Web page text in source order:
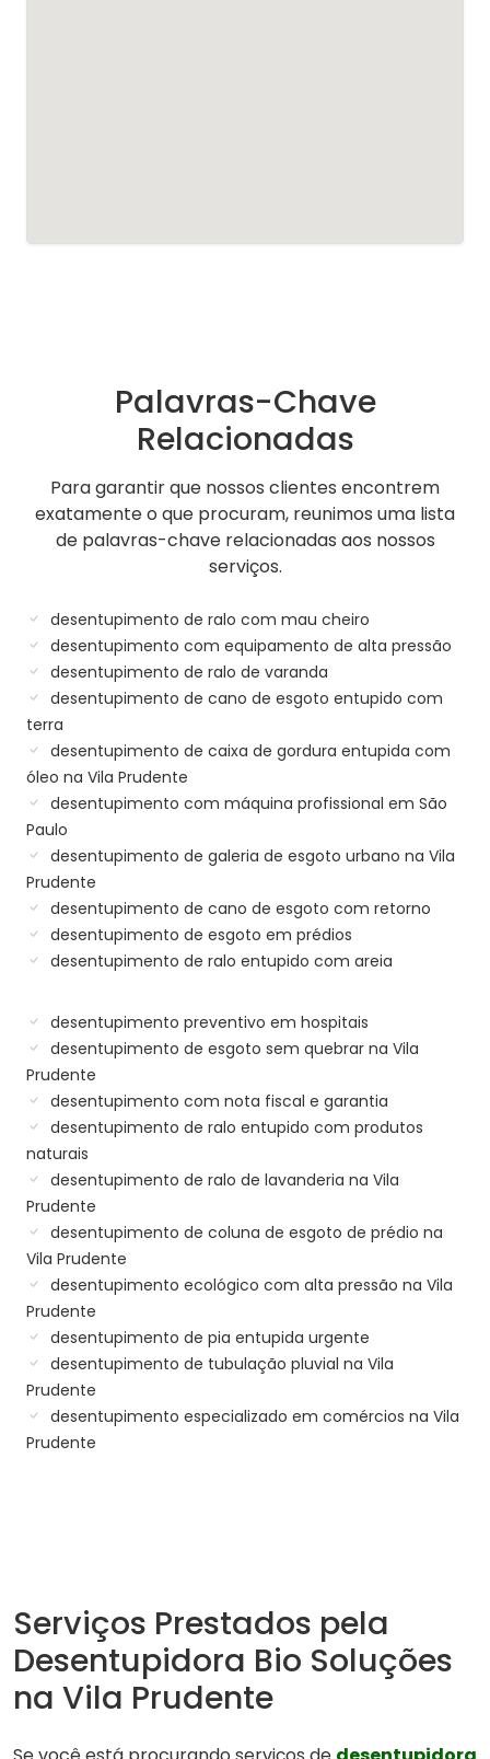
Palavras-Chave
Relacionadas
Para garantir que nossos clientes encontrem
exatamente o que procuram, reunimos uma lista
de palavras-chave relacionadas aos nossos
serviços.
desentupimento de ralo com mau cheiro
desentupimento com equipamento de alta pressão
desentupimento de ralo de varanda
desentupimento de cano de esgoto entupido com
terra
desentupimento de caixa de gordura entupida com
óleo na Vila Prudente
desentupimento com máquina profissional em São
Paulo
desentupimento de galeria de esgoto urbano na Vila
Prudente
desentupimento de cano de esgoto com retorno
desentupimento de esgoto em prédios
desentupimento de ralo entupido com areia
desentupimento preventivo em hospitais
desentupimento de esgoto sem quebrar na Vila
Prudente
desentupimento com nota fiscal e garantia
desentupimento de ralo entupido com produtos
naturais
desentupimento de ralo de lavanderia na Vila
Prudente
desentupimento de coluna de esgoto de prédio na
Vila Prudente
desentupimento ecológico com alta pressão na Vila
Prudente
desentupimento de pia entupida urgente
desentupimento de tubulação pluvial na Vila
Prudente
desentupimento especializado em comércios na Vila
Prudente
Serviços Prestados pela
Desentupidora Bio Soluções
na Vila Prudente